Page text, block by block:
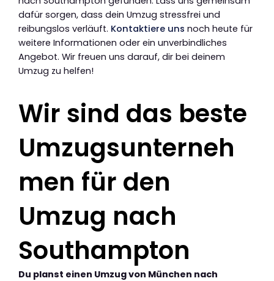
dafür sorgen, dass dein Umzug stressfrei und
reibungslos verläuft. Kontaktiere uns noch heute für
weitere Informationen oder ein unverbindliches
Angebot. Wir freuen uns darauf, dir bei deinem
Umzug zu helfen!
Wir sind das beste
Umzugsunterneh
men für den
Umzug nach
Southampton
Du planst einen Umzug von München nach